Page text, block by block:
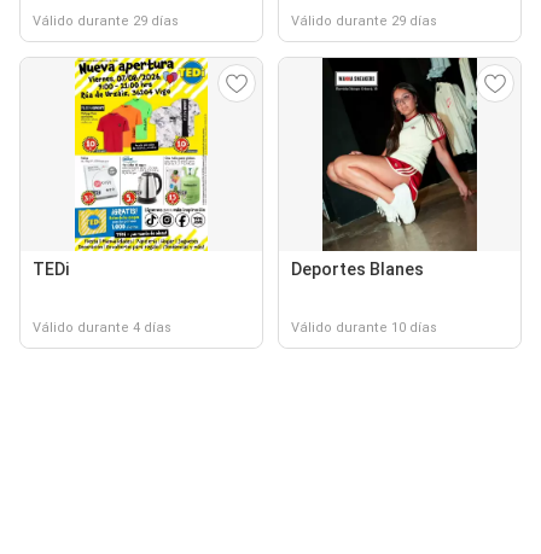
Válido durante 29 días Válido durante 29 días
TEDi
Válido durante 4 días
Deportes Blanes
Válido durante 10 días